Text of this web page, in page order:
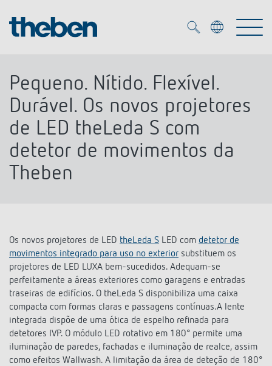
Produtos
KNX
Smart Home
Detetores de presença e movimentos
Foco LED
Controlo da hora e da luz
Controlo da climatização
Acessórios
Serviço
Biblioteca de mídia
Soluções
Projetores de LED
Comutação e regulação de LEDs
Medição inteligente
Referências
Theben AG
Informações atuais
Cooperacoes
Ambiente
Contacto
Linha direta
Pessoa de contacto
Consulta
Pesquisador de produtos
Biblioteca de mídia
Smart Metering
Pequeno. Nítido. Flexível.
Durável. Os novos projetores
de LED theLeda S com
detetor de movimentos da
Theben
Os novos projetores de LED theLeda S LED com detetor de
movimentos integrado para uso no exterior substituem os
projetores de LED LUXA bem-sucedidos. Adequam-se
perfeitamente a áreas exteriores como garagens e entradas
traseiras de edifícios. O theLeda S disponibiliza uma caixa
compacta com formas claras e passagens contínuas.A lente
integrada dispõe de uma ótica de espelho refinada para
detetores IVP. O módulo LED rotativo em 180° permite uma
iluminação de paredes, fachadas e iluminação de realce, assim
como efeitos Wallwash. A limitação da área de deteção de 180°